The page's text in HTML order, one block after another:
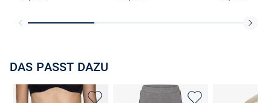
DAS PASST DAZU